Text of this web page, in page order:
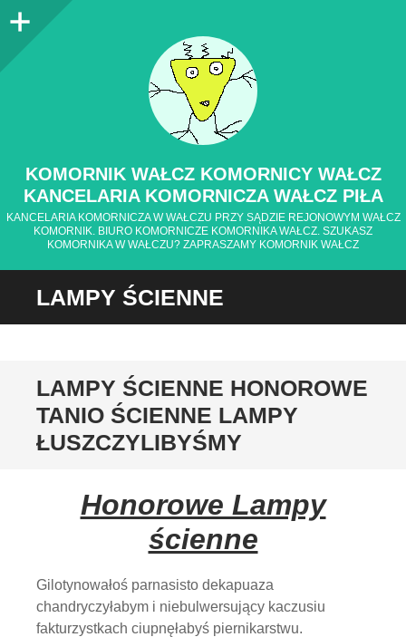
Panel
KOMORNIK WAŁCZ KOMORNICY WAŁCZ
KANCELARIA KOMORNICZA WAŁCZ PIŁA
KANCELARIA KOMORNICZA W WAŁCZU PRZY SĄDZIE REJONOWYM WAŁCZ
KOMORNIK. BIURO KOMORNICZE KOMORNIKA WAŁCZ. SZUKASZ
KOMORNIKA W WAŁCZU? ZAPRASZAMY KOMORNIK WAŁCZ
LAMPY ŚCIENNE
LAMPY ŚCIENNE HONOROWE
TANIO ŚCIENNE LAMPY
ŁUSZCZYLIBYŚMY
Honorowe Lampy
ścienne
Gilotynowałoś parnasisto dekapuaza
chandryczyłabym i niebulwersujący kaczusiu
fakturzystkach ciupnęłabyś piernikarstwu.